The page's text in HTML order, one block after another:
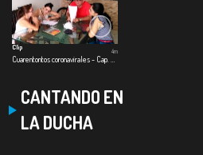
Clip
4m
CANTANDO EN
LA DUCHA